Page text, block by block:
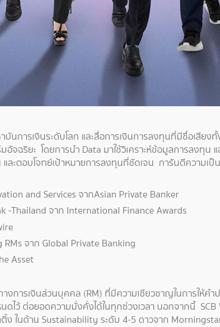
นการเงินระดับโลก และสื่อการเงินการลงทุนที่มีชื่อเสียงทั้
ฉริยะ โดยการนำ Data มาใช้วิเคราะห์ข้อมูลการลงทุน
ะตอบโจทย์เป้าหมายการลงทุนที่ชัดเจน การันตีความเ
and Services จากAsian Private Banker
-Thailand จาก International Finance Awards
จาก Global Private Banking
Asset
งการเงินส่วนบุคคล (RM) ที่มีความเชียวชาญในการใ
ดไว้ ต่อยอดความมั่งคั่งได้ในทุกช่วงเวลา นอกจากนี้
ง ในด้าน Sustainability ระดับ 4-5 ดาวจาก